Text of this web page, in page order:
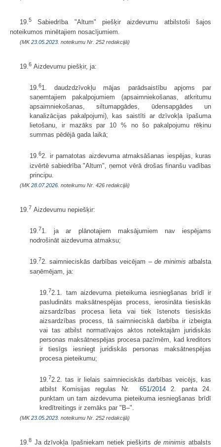
19.5
Sabiedrība "Altum" piešķir aizdevumu atbilstoši šajos
noteikumos minētajiem nosacījumiem.
(MK23.05.2023. noteikumu Nr. 252 redakcijā)
19.6 Aizdevumu piešķir, ja:
19.61. daudzdzīvokļu mājas parādsaistību apjoms par
saņemtajiem pakalpojumiem (apsaimniekošanas, atkritumu
apsaimniekošanas, siltumapgādes, ūdensapgādes un
kanalizācijas pakalpojumi), kas saistīti ar dzīvokļa īpašuma
lietošanu, ir mazāks par 10 % no šo pakalpojumu rēķinu
summas pēdējā gada laikā;
19.62. ir pamatotas aizdevuma atmaksāšanas iespējas, kuras
izvērtē sabiedrība "Altum", ņemot vērā drošas finanšu vadības
principu.
(MK28.07.2026. noteikumu Nr. 426 redakcijā)
19.7 Aizdevumu nepiešķir:
19.71. ja ar plānotajiem maksājumiem nav iespējams
nodrošināt aizdevuma atmaksu;
19.72. saimnieciskās darbības veicējam – de minimisatbalsta
saņēmējam, ja:
19.72.1. tam aizdevuma pieteikuma iesniegšanas brīdī ir
pasludināts maksātnespējas process, ierosināta tiesiskās
aizsardzības procesa lieta vai tiek īstenots tiesiskās
aizsardzības process, tā saimnieciskā darbība ir izbeigta
vai tas atbilst normatīvajos aktos noteiktajām juridiskās
personas maksātnespējas procesa pazīmēm, kad kreditors
ir tiesīgs iesniegt juridiskās personas maksātnespējas
procesa pieteikumu;
19.72.2. tas ir lielais saimnieciskās darbības veicējs, kas
atbilst Komisijas regulas Nr.
651/20142. panta 24.
punktam un tam aizdevuma pieteikuma iesniegšanas brīdī
kredītreitings ir zemāks par "B–".
(MK23.05.2023. noteikumu Nr. 252 redakcijā)
19.8 Ja dzīvokļa īpašniekam netiek piešķirts de minimis atbalsts